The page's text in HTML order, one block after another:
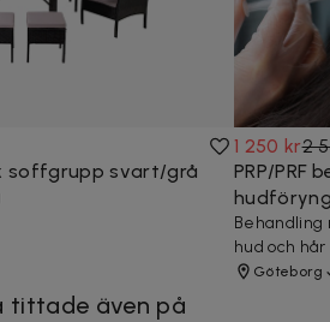
soffgrupp svart/grå
1 250 kr2
PRP/PRF
Behandling
hud och hår
Göteborg
tittade även på